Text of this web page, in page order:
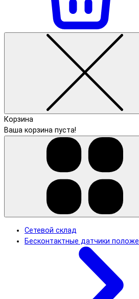
Корзина
Ваша корзина пуста!
Сетевой склад
Бесконтактные датчики